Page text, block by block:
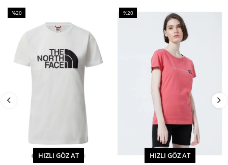
%20
%20İndirim
HIZLI GÖZ AT
%20
HIZLI GÖZ AT